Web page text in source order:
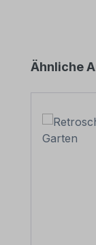
Ähnliche